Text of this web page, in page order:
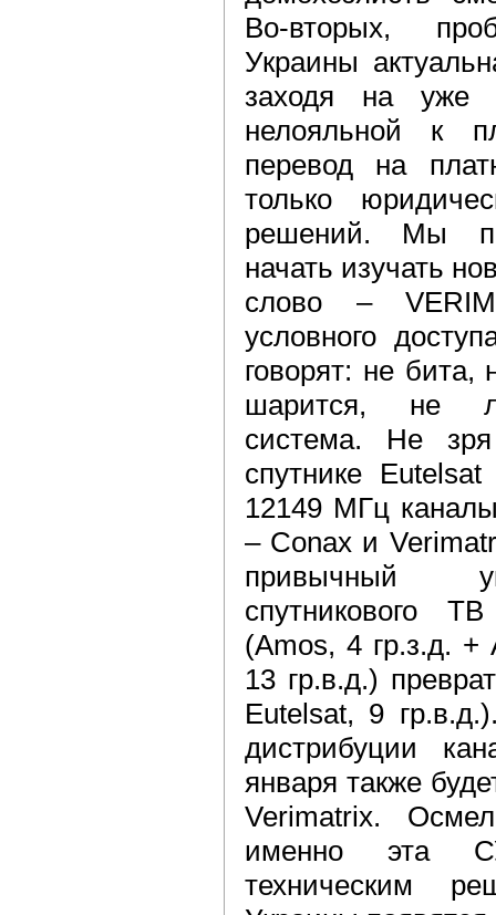
Во-вторых,
Украины
заходя на уже
нелояльной к
перевод на
только
решений. Мы
начать изучать
слово –
условного
говорят: не бита,
шарится, не
система. Не
спутнике
12149 МГц
– Conax и
привычный
спутникового
(Amos, 4 гр.з.д. +
13 гр.в.д.)
Eutelsat, 9
дистрибуции
января также
Verimatrix.
именно эта
техническим